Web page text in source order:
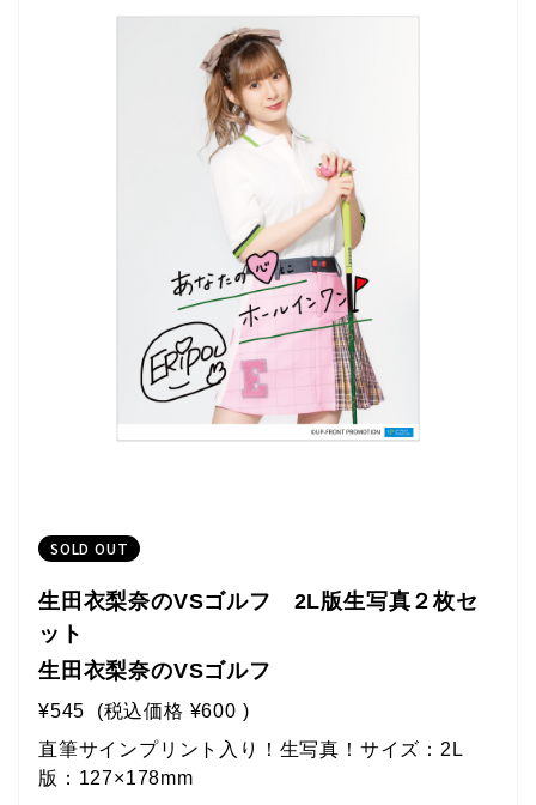
SOLD OUT
生田衣梨奈のVSゴルフ 2L版生写真２枚セ
ット
生田衣梨奈のVSゴルフ
¥545 (税込価格 ¥600 )
直筆サインプリント入り！生写真！サイズ：2L
版：127×178mm